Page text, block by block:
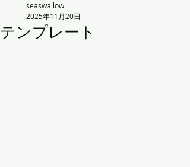
テンプレート
seaswallow
2025年11月20日